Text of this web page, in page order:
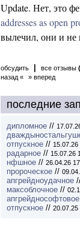
Update. Нет, это
addresses as open
вылечил, они и не
обсудить все отзывы
назад «
» вперед
последние
дипломное //
отпускное // 15.07.26
радарное // 15.07.26
нфшное // 26.04.26
пророческое //
апгрейдноудачное
максоблочное //
апгрейднософтовое
отпускное // 20.07.25